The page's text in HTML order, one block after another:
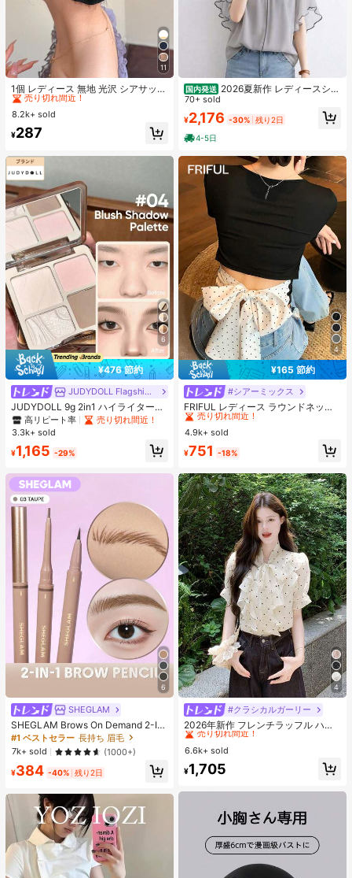
11
1個 レディース 無地 光沢 シアサッカ
ー リボン ヘアクリップ、エレガント
なファッション クロークリップ、日
3cm-15cm)
#6 ベストセラー
ブラック 髪の爪
売り切れ間近！
#6 ベストセラー ブラック 髪の爪
売り切れ間近！
#6 ベストセラー ブラック 髪の爪
売り切れ間近！
#6 ベストセラー
8.2k+ sold
¥287
6
¥476 節約
JUDYDOLL Flagship Store
JUDYDOLL 9g 2in1 ハイライター&
コントアーパレット、マット&シマ
ーブラッシュパレット、初心者、自
ー、デート、結婚式などのあらゆる
シーンで使用可能
高リピート率
売り切れ間近！
3.3k+ sold
¥1,165 -29%
6
SHEGLAM
SHEGLAM Brows On Demand 2-In-
1アイブロウペンシル-Taupe 眉毛 女
性と女の子のためのブランドビュー
ティーコスメメイクアップ
#1 ベストセラー 長持ち 眉毛
7k+ sold
(1000+)
¥384 -40% 残り2日
国内発送 2026夏新作 レディースシャ
ツ 日系ナチュラルスタイル ロースタ
ンドカラー フリルデザイン 半袖トッ
プス 上品フェミニンゆったりシルエ
ット通気性抜群 薄手軽量 肌触り柔ら
か 体型カバー着痩せ効果 カジュアル
オフィスカジュアル
70+ sold
¥2,176 -30% 残り2日
4-5日
4
¥165 節約
#シアーミックス
FRIFUL レディース ラウンドネック
バックポルカドット柄 ファブリック
切り替え リボンストラップ装飾 透か
ャツ
#3 ベストセラー
売り切れ間近！
#3 ベストセラー
売り切れ間近！
#3 ベストセラー
売り切れ間近！
#3 ベストセラー
4.9k+ sold
¥751 -18%
4
#クラシカルガーリー
2026年新作 フレンチラッフル ハー
ト ドット柄シフォンブラウス、リボ
ン付き半袖トップス、秋夏エレガン
ト
#1 ベストセラー
ゆるい 女性用ブラウス
売り切れ間近！
#1 ベストセラー
売り切れ間近！
#1 ベストセラー
売り切れ間近！
#1 ベストセラー
売り切れ間近！
6.6k+ sold
¥1,705